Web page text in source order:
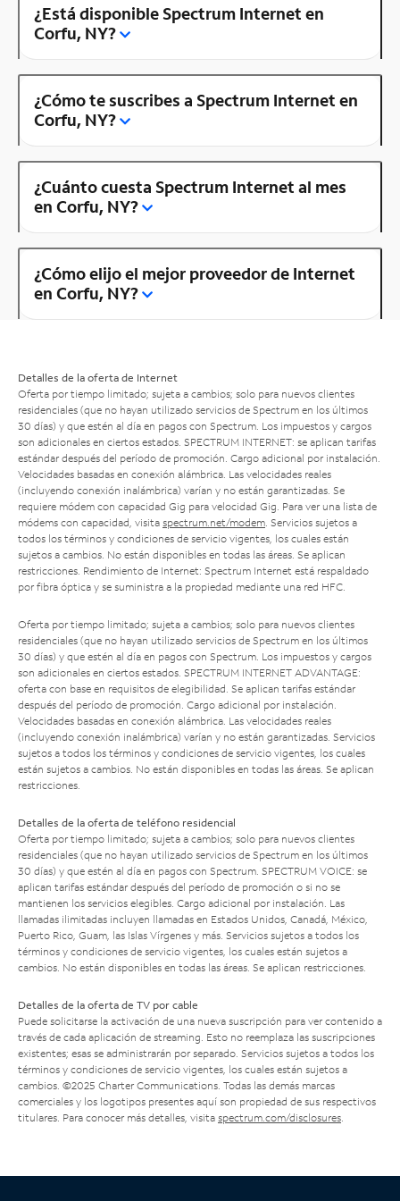
¿Está disponible Spectrum Internet en
Corfu, NY?
¿Cómo te suscribes a Spectrum Internet en
Corfu, NY?
¿Cuánto cuesta Spectrum Internet al mes
en Corfu, NY?
¿Cómo elijo el mejor proveedor de Internet
en Corfu, NY?
Detalles de la oferta de Internet
Oferta por tiempo limitado; sujeta a cambios; solo para nuevos clientes
residenciales (que no hayan utilizado servicios de Spectrum en los últimos
30 días) y que estén al día en pagos con Spectrum. Los impuestos y cargos
son adicionales en ciertos estados. SPECTRUM INTERNET: se aplican tarifas
estándar después del período de promoción. Cargo adicional por instalación.
Velocidades basadas en conexión alámbrica. Las velocidades reales
(incluyendo conexión inalámbrica) varían y no están garantizadas. Se
requiere módem con capacidad Gig para velocidad Gig. Para ver una lista de
módems con capacidad, visita spectrum.net/modem . Servicios sujetos a
todos los términos y condiciones de servicio vigentes, los cuales están
sujetos a cambios. No están disponibles en todas las áreas. Se aplican
restricciones. Rendimiento de Internet: Spectrum Internet está respaldado
por fibra óptica y se suministra a la propiedad mediante una red HFC.
Oferta por tiempo limitado; sujeta a cambios; solo para nuevos clientes
residenciales (que no hayan utilizado servicios de Spectrum en los últimos
30 días) y que estén al día en pagos con Spectrum. Los impuestos y cargos
son adicionales en ciertos estados. SPECTRUM INTERNET ADVANTAGE:
oferta con base en requisitos de elegibilidad. Se aplican tarifas estándar
después del período de promoción. Cargo adicional por instalación.
Velocidades basadas en conexión alámbrica. Las velocidades reales
(incluyendo conexión inalámbrica) varían y no están garantizadas. Servicios
sujetos a todos los términos y condiciones de servicio vigentes, los cuales
están sujetos a cambios. No están disponibles en todas las áreas. Se aplican
restricciones.
Detalles de la oferta de teléfono residencial
Oferta por tiempo limitado; sujeta a cambios; solo para nuevos clientes
residenciales (que no hayan utilizado servicios de Spectrum en los últimos
30 días) y que estén al día en pagos con Spectrum. SPECTRUM VOICE: se
aplican tarifas estándar después del período de promoción o si no se
mantienen los servicios elegibles. Cargo adicional por instalación. Las
llamadas ilimitadas incluyen llamadas en Estados Unidos, Canadá, México,
Puerto Rico, Guam, las Islas Vírgenes y más. Servicios sujetos a todos los
términos y condiciones de servicio vigentes, los cuales están sujetos a
cambios. No están disponibles en todas las áreas. Se aplican restricciones.
Detalles de la oferta de TV por cable
Puede solicitarse la activación de una nueva suscripción para ver contenido a
través de cada aplicación de streaming. Esto no reemplaza las suscripciones
existentes; esas se administrarán por separado. Servicios sujetos a todos los
términos y condiciones de servicio vigentes, los cuales están sujetos a
cambios. ©2025 Charter Communications. Todas las demás marcas
comerciales y los logotipos presentes aquí son propiedad de sus respectivos
titulares. Para conocer más detalles, visita spectrum.com/disclosures